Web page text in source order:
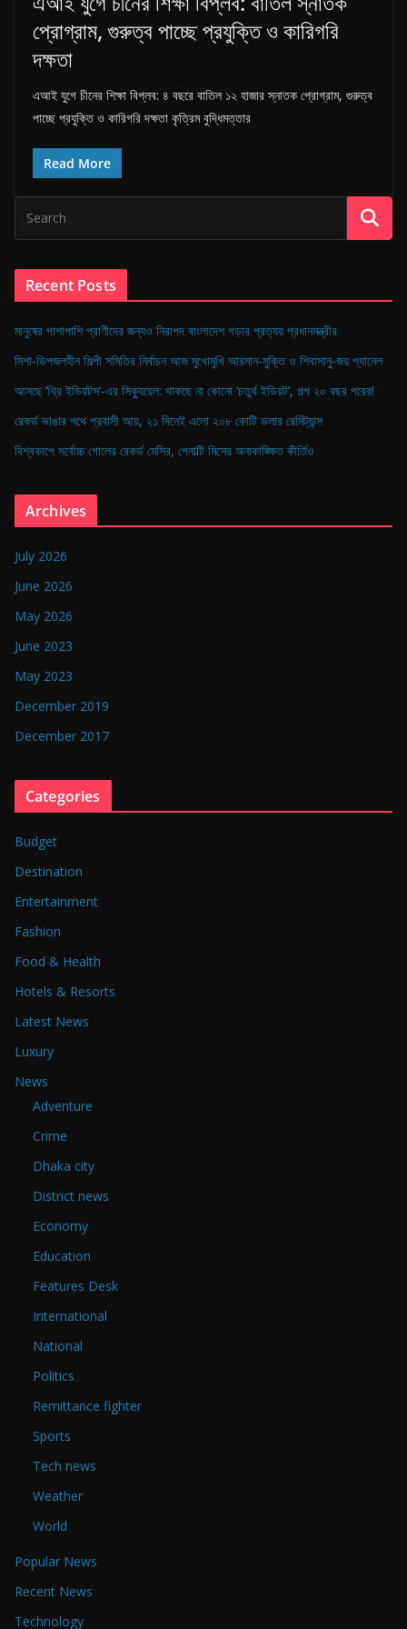
n
g
a
d
s
প্রোগ্রাম, গুরুত্ব পাচ্ছে প্রযুক্তি ও কারিগরি
দক্ষতা
এআই যুগে চীনের শিক্ষা বিপ্লব: ৪ বছরে বাতিল ১২ হাজার স্নাতক প্রোগ্রাম, গুরুত্ব
পাচ্ছে প্রযুক্তি ও কারিগরি দক্ষতা কৃত্রিম বুদ্ধিমত্তার
Read More
Recent Posts
মানুষের পাশাপাশি প্রাণীদের জন্যও নিরাপদ বাংলাদেশ গড়ার প্রত্যয় প্রধানমন্ত্রীর
মিশা-ডিপজলহীন শিল্পী সমিতির নির্বাচন আজ মুখোমুখি আরমান-মুক্তি ও শিবাসানু-জয় প্যানেল
আসছে ‘থ্রি ইডিয়টস’-এর সিক্যুয়েল: থাকছে না কোনো ‘চতুর্থ ইডিয়ট’, গল্প ২০ বছর পরের!
রেকর্ড ভাঙার পথে প্রবাসী আয়, ২১ দিনেই এলো ২০৮ কোটি ডলার রেমিট্যান্স
বিশ্বকাপে সর্বোচ্চ গোলের রেকর্ড মেসির, পেনাল্টি মিসের অনাকাঙ্ক্ষিত কীর্তিও
Archives
July 2026
June 2026
May 2026
June 2023
May 2023
December 2019
December 2017
Categories
Budget
Destination
Entertainment
Fashion
Food & Health
Hotels & Resorts
Latest News
Luxury
News
Adventure
Crime
Dhaka city
District news
Economy
Education
Features Desk
International
National
Politics
Remittance fighter
Sports
Tech news
Weather
World
Popular News
Recent News
Technology